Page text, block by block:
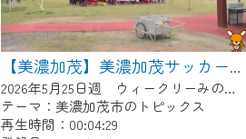
【美濃加茂】美濃加茂サッカー少年団あじさいCUP
2026年5月25日週 ウィークリーみのかもにて放送
テーマ：美濃加茂市のトピックス
再生時間：00:04:29